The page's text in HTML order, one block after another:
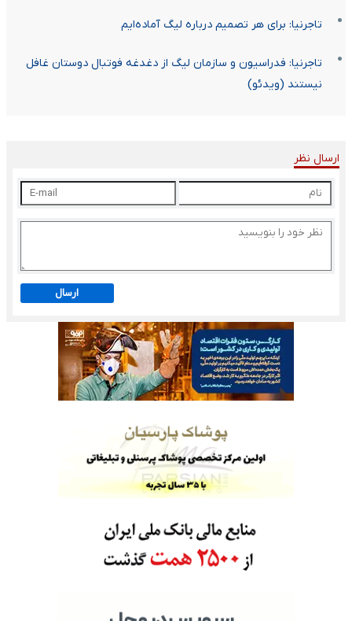
تاجرنیا: برای هر تصمیم درباره لیگ آماده‌ایم
تاجرنیا: فدراسیون و سازمان لیگ از دغدغه فوتبال دوستان غافل
نیستند (ویدئو)
ارسال نظر
ارسال